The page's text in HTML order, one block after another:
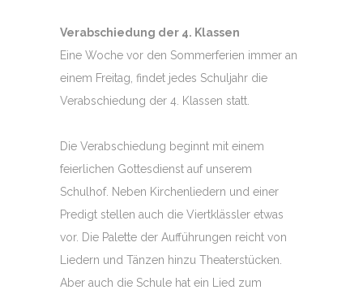
Verabschiedung der 4. Klassen
Eine Woche vor den Sommerferien immer an
einem Freitag, findet jedes Schuljahr die
Verabschiedung der 4. Klassen statt.
Die Verabschiedung beginnt mit einem
feierlichen Gottesdienst auf unserem
Schulhof. Neben Kirchenliedern und einer
Predigt stellen auch die Viertklässler etwas
vor. Die Palette der Aufführungen reicht von
Liedern und Tänzen hinzu Theaterstücken.
Aber auch die Schule hat ein Lied zum